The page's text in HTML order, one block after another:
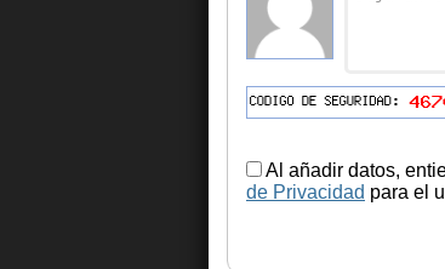
Al añadir datos,
de Privacidad para el